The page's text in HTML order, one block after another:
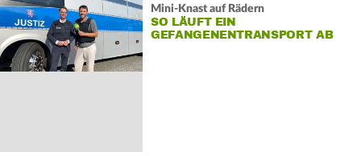
Mini-Knast auf Rädern
SO LÄUFT EIN
GEFANGENENTRANSPORT AB